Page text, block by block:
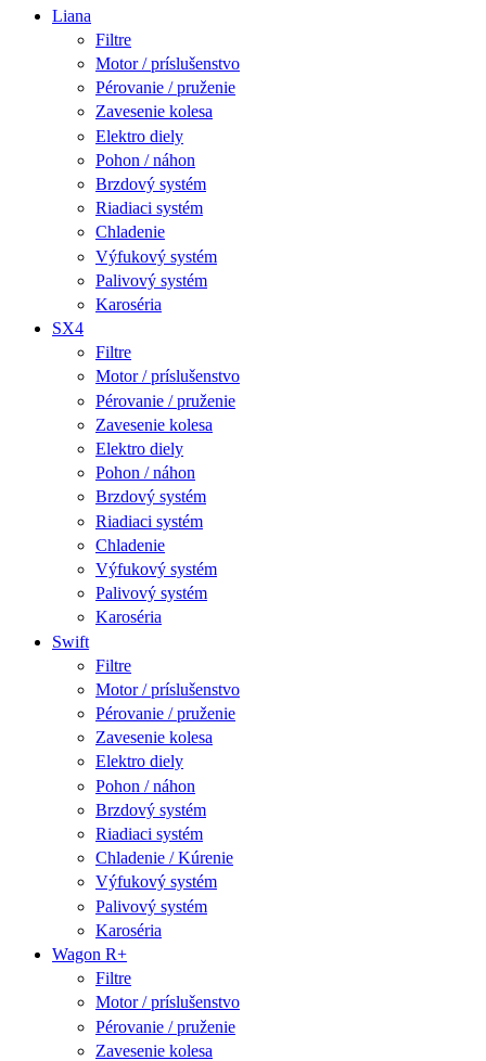
Liana
Filtre
Motor / príslušenstvo
Pérovanie / pruženie
Zavesenie kolesa
Elektro diely
Pohon / náhon
Brzdový systém
Riadiaci systém
Chladenie
Výfukový systém
Palivový systém
Karoséria
SX4
Filtre
Motor / príslušenstvo
Pérovanie / pruženie
Zavesenie kolesa
Elektro diely
Pohon / náhon
Brzdový systém
Riadiaci systém
Chladenie
Výfukový systém
Palivový systém
Karoséria
Swift
Filtre
Motor / príslušenstvo
Pérovanie / pruženie
Zavesenie kolesa
Elektro diely
Pohon / náhon
Brzdový systém
Riadiaci systém
Chladenie / Kúrenie
Výfukový systém
Palivový systém
Karoséria
Wagon R+
Filtre
Motor / príslušenstvo
Pérovanie / pruženie
Zavesenie kolesa